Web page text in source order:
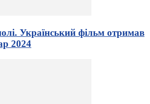
Український фільм отримав
2024